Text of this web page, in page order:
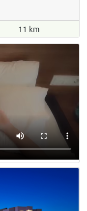
11 km